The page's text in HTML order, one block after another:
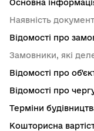
Основна
Наявність
Відомості про
Замовники, які
Відомості про
Відомості про
Терміни
Кошторисна